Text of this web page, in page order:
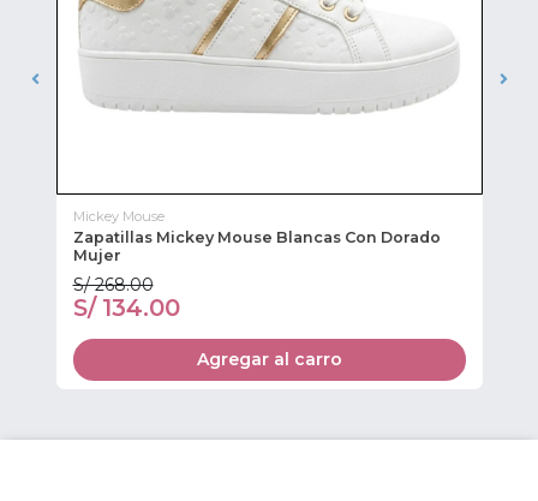
Mickey Mouse
Zapatillas Mickey Mouse Blancas Con Dorado
Mujer
S/ 268.00
S/ 134.00
Agregar al carro